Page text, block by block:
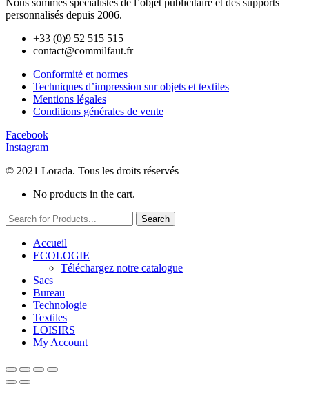
Nous sommes spécialistes de l’objet publicitaire et des supports
personnalisés depuis 2006.
+33 (0)9 52 515 515
contact@commilfaut.fr
Conformité et normes
Techniques d’impression sur objets et textiles
Mentions légales
Conditions générales de vente
Facebook
Instagram
© 2021 Lorada. Tous les droits réservés
No products in the cart.
Search
Accueil
ECOLOGIE
Téléchargez notre catalogue
Sacs
Bureau
Technologie
Textiles
LOISIRS
My Account